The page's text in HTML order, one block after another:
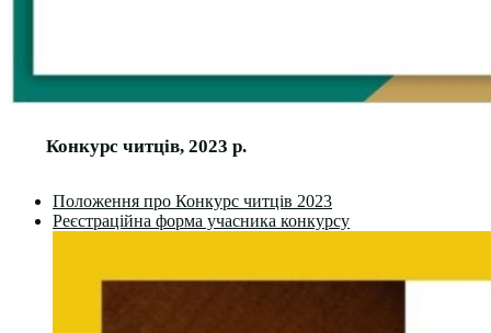
Конкурс читців, 2023 р.
Положення про Конкурс читців 2023
Реєстраційна форма учасника конкурсу